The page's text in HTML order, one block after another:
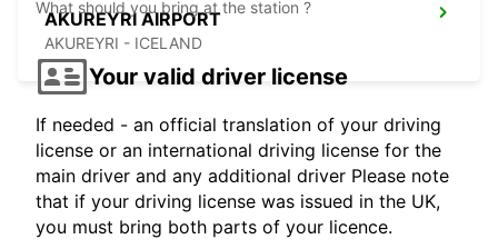
AKUREYRI AIRPORT
AKUREYRI - ICELAND
What should you bring at the station ?
Your valid driver license
If needed - an official translation of your driving
license or an international driving license for the
main driver and any additional driver Please note
that if your driving license was issued in the UK,
you must bring both parts of your licence.